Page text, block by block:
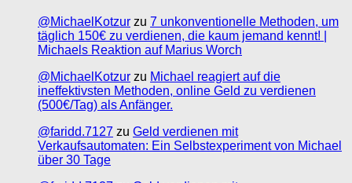
@MichaelKotzur zu 7 unkonventionelle Methoden, um
täglich 150€ zu verdienen, die kaum jemand kennt! |
Michaels Reaktion auf Marius Worch
@MichaelKotzur zu Michael reagiert auf die
ineffektivsten Methoden, online Geld zu verdienen
(500€/Tag) als Anfänger.
@faridd.7127 zu Geld verdienen mit
Verkaufsautomaten: Ein Selbstexperiment von Michael
über 30 Tage